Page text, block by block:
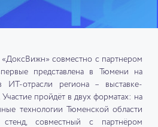
«ДоксВижн» совместно с партнером
представлена в Тюмени на
отрасли региона – выставке-
пройдёт в двух форматах: на
технологии Тюменской области
стенд, совместный с партнёром